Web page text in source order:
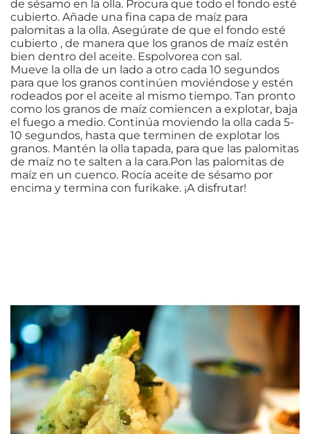
de sésamo en la olla. Procura que todo el fondo esté
cubierto. Añade una fina capa de maíz para
palomitas a la olla. Asegúrate de que el fondo esté
cubierto , de manera que los granos de maíz estén
bien dentro del aceite. Espolvorea con sal.
Mueve la olla de un lado a otro cada 10 segundos
para que los granos continúen moviéndose y estén
rodeados por el aceite al mismo tiempo. Tan pronto
como los granos de maíz comiencen a explotar, baja
el fuego a medio. Continúa moviendo la olla cada 5-
10 segundos, hasta que terminen de explotar los
granos. Mantén la olla tapada, para que las palomitas
de maíz no te salten a la cara.Pon las palomitas de
maíz en un cuenco. Rocía aceite de sésamo por
encima y termina con furikake. ¡A disfrutar!